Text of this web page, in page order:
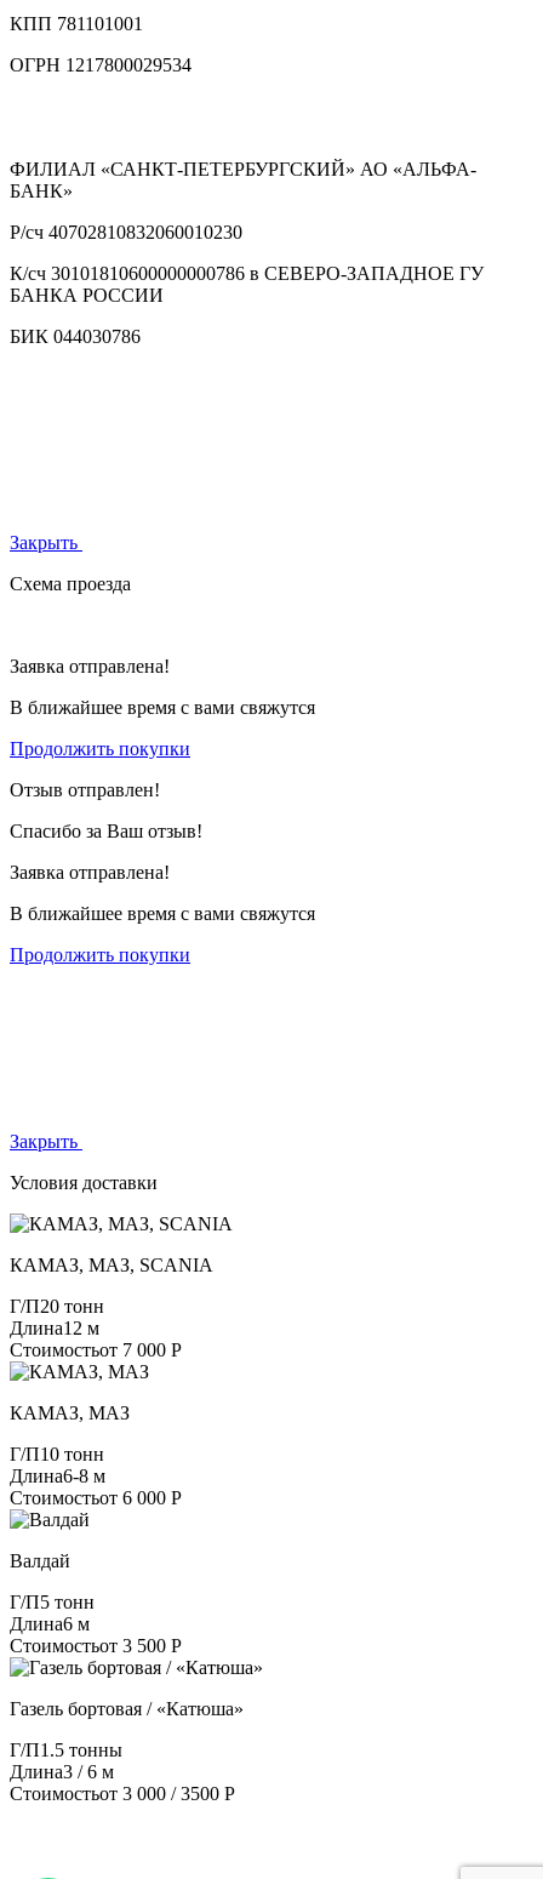
КПП 781101001
ОГРН 1217800029534
ФИЛИАЛ «САНКТ-ПЕТЕРБУРГСКИЙ» АО «АЛЬФА-
БАНК»
Р/сч 40702810832060010230
К/сч 30101810600000000786 в СЕВЕРО-ЗАПАДНОЕ ГУ
БАНКА РОССИИ
БИК 044030786
Закрыть
Схема проезда
Заявка отправлена!
В ближайшее время с вами свяжутся
Продолжить покупки
Отзыв отправлен!
Спасибо за Ваш отзыв!
Заявка отправлена!
В ближайшее время с вами свяжутся
Продолжить покупки
Закрыть
Условия доставки
КАМАЗ, МАЗ, SCANIA
Г/П20 тонн
Длина12 м
Стоимостьот 7 000 Р
КАМАЗ, МАЗ
Г/П10 тонн
Длина6-8 м
Стоимостьот 6 000 Р
Валдай
Г/П5 тонн
Длина6 м
Стоимостьот 3 500 Р
Газель бортовая / «Катюша»
Г/П1.5 тонны
Длина3 / 6 м
Стоимостьот 3 000 / 3500 Р